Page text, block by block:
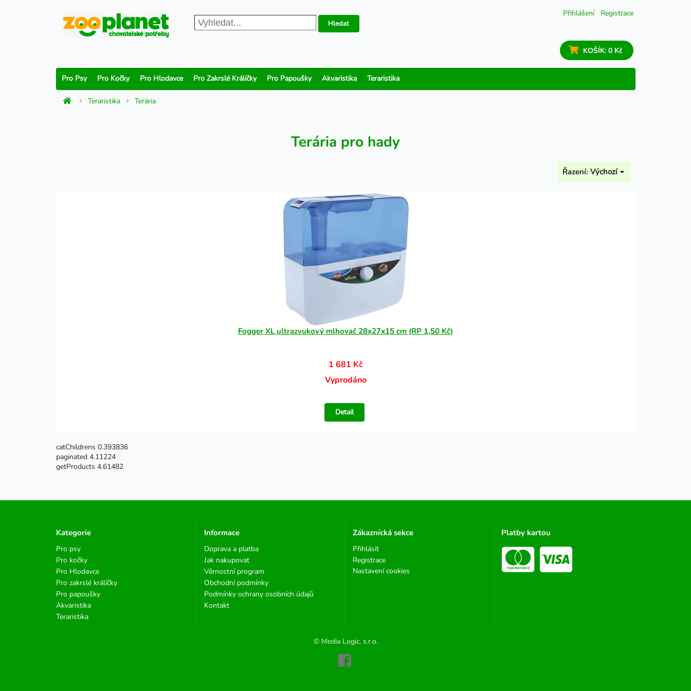
Přihlášení Registrace
Hledat
KOŠÍK: 0 Kč
Pro Psy Pro Kočky Pro Hlodavce Pro Zakrslé Králíčky Pro Papoušky Akvaristika Teraristika
Teraristika Terária
Terária pro hady
Řazení: Výchozí
Fogger XL ultrazvukový mlhovač 28x27x15 cm (RP 1,50 Kč)
1 681 Kč
Vyprodáno
Detail
catChildrens 0.393836
paginated 4.11224
getProducts 4.61482
Kategorie
Pro psy
Pro kočky
Pro Hlodavce
Pro zakrslé králíčky
Pro papoušky
Akvaristika
Teraristika
Informace
Doprava a platba
Jak nakupovat
Věrnostní program
Obchodní podmínky
Podmínky ochrany osobních údajů
Kontakt
Zákaznícká sekce
Přihlásit
Registrace
Nastavení cookies
Platby kartou
© Media Logic, s.r.o.